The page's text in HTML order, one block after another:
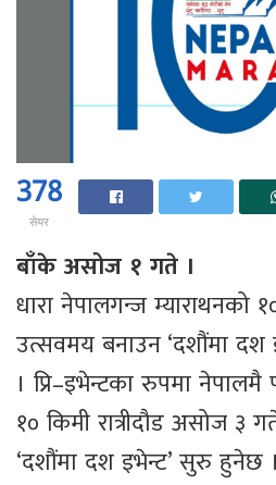
378
सेयर
बाँके असोज १ गते ।
धारा नेपालगन्ज
उत्सवमय बनाउन ‘दशौंमा
। प्रि–इभेन्टका रुपमा
१० किमी रात्रीदौड असोज ३
‘दशौंमा दश इभेन्ट’ सुरु हुनेछ ।